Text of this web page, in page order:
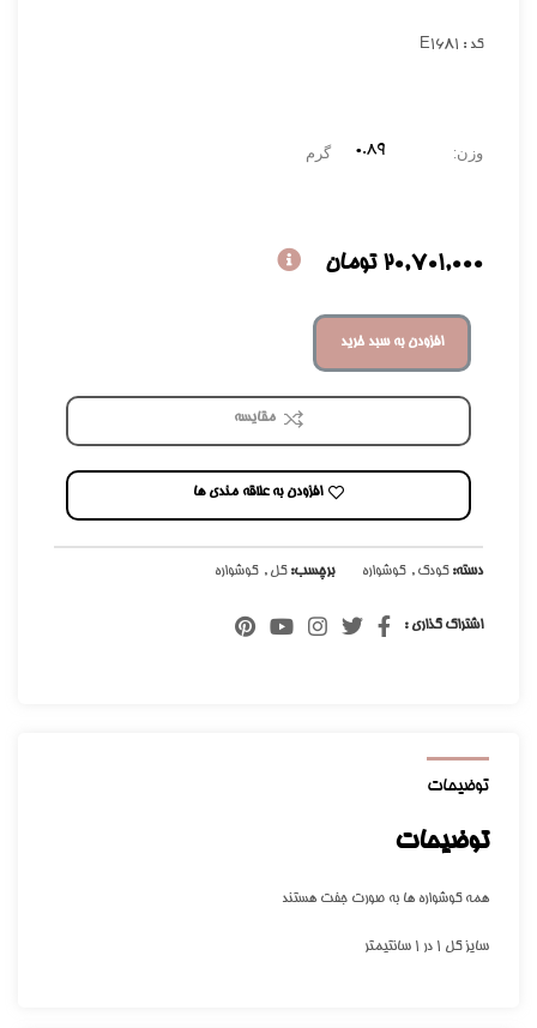
کد : E1681
وزن: 0.۸۹ گرم
20,701,000 تومان
افزودن به سبد خرید
مقایسه
افزودن به علاقه مندی ها
دسته: کودک , گوشواره برچسب: گل , گوشواره
اشتراک گذاری :
توضیحات
توضیحات
همه گوشواره ها به صورت جفت هستند
سایز گل ۱ در ۱ سانتیمتر